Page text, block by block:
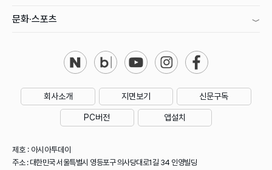
문화·스포츠
회사소개 지면보기 신문구독
PC버전 앱설치
제호 : 아시아투데이
주소 : 대한민국 서울특별시 영등포구 의사당대로1길 34 인영빌딩